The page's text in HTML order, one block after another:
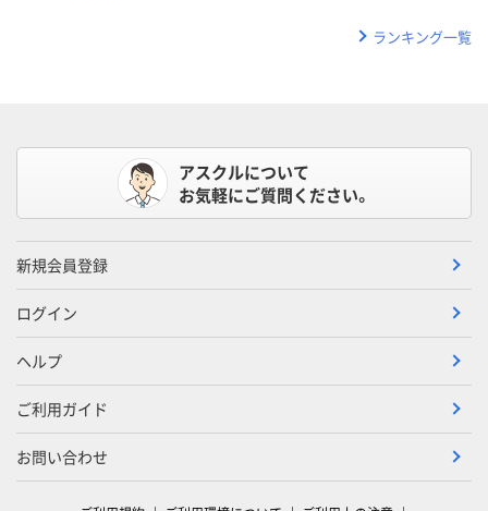
ランキング一覧
アスクルについて
お気軽にご質問ください。
新規会員登録
ログイン
ヘルプ
ご利用ガイド
お問い合わせ